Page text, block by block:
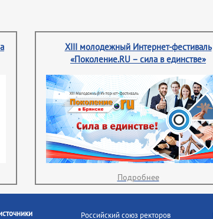
XIII молодежный Интернет-фестиваль
«Поколение.RU – сила в единстве»
Подробнее
Российский союз ректоров